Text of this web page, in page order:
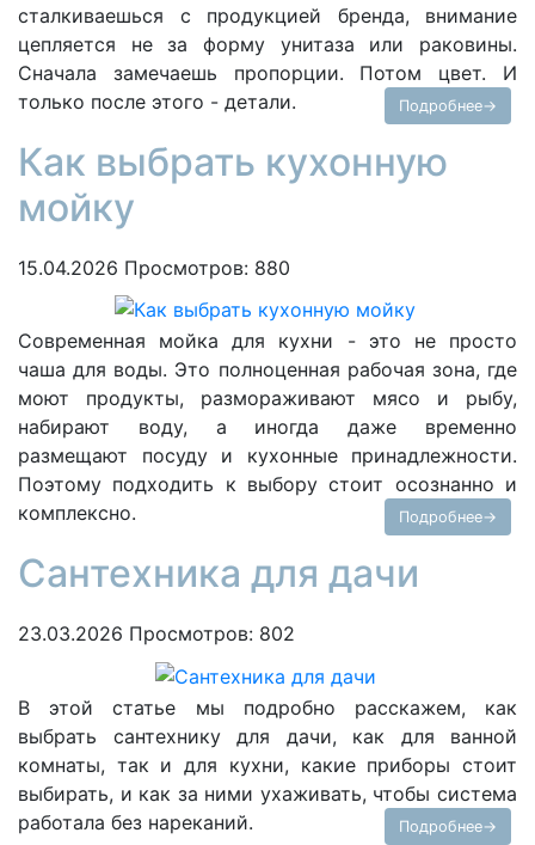
сталкиваешься с продукцией бренда, внимание
цепляется не за форму унитаза или раковины.
Сначала замечаешь пропорции. Потом цвет. И
только после этого - детали.
Подробнее→
Как выбрать кухонную
мойку
15.04.2026 Просмотров: 880
Современная мойка для кухни - это не просто
чаша для воды. Это полноценная рабочая зона, где
моют продукты, размораживают мясо и рыбу,
набирают воду, а иногда даже временно
размещают посуду и кухонные принадлежности.
Поэтому подходить к выбору стоит осознанно и
комплексно.
Подробнее→
Сантехника для дачи
23.03.2026 Просмотров: 802
В этой статье мы подробно расскажем, как
выбрать сантехнику для дачи, как для ванной
комнаты, так и для кухни, какие приборы стоит
выбирать, и как за ними ухаживать, чтобы система
работала без нареканий.
Подробнее→